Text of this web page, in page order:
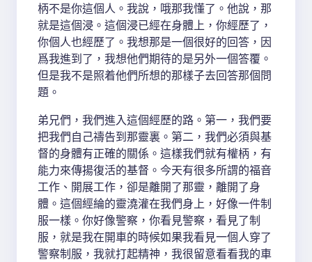
柄不是你這個人。我說，哦那我懂了。他說，那
就是這個浸。這個浸已經在身體上，你經歷了，
你個人也經歷了。我想那是一個很好的回答，因
爲我進到了，我想他們期待的是另外一個答覆。
但是我不是照着他們所想的那樣子去回答那個問
題。
弟兄們，我們進入這個經歷的路。第一，我們要
把我們自己禱告到那靈裏。第二，我們必須與基
督的身體有正確的關係。這樣我們就有權柄，有
能力來傳揚復活的基督。今天有很多所謂的福音
工作、開展工作，卻是離開了那靈，離開了身
體。這個經綸的靈澆灌在我們身上，好像一件制
服一樣。你好像警察，你看見警察，看見了制
服，就是我在開車的時候如果我看見一個人穿了
警察制服，我就打起精神，我很留意看看我的車